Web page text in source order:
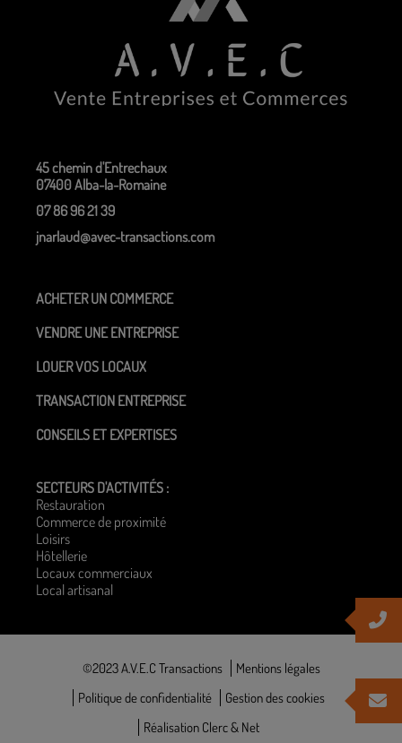
45 chemin d'Entrechaux
07400 Alba-la-Romaine
07 86 96 21 39
jnarlaud@avec-transactions.com
ACHETER UN COMMERCE
VENDRE UNE ENTREPRISE
LOUER VOS LOCAUX
TRANSACTION ENTREPRISE
CONSEILS ET EXPERTISES
SECTEURS D'ACTIVITÉS :
Restauration
Commerce de proximité
Loisirs
Hôtellerie
Locaux commerciaux
Local artisanal
©2023 A.V.E.C Transactions
Mentions légales
Politique de confidentialité
Gestion des cookies
Réalisation Clerc & Net